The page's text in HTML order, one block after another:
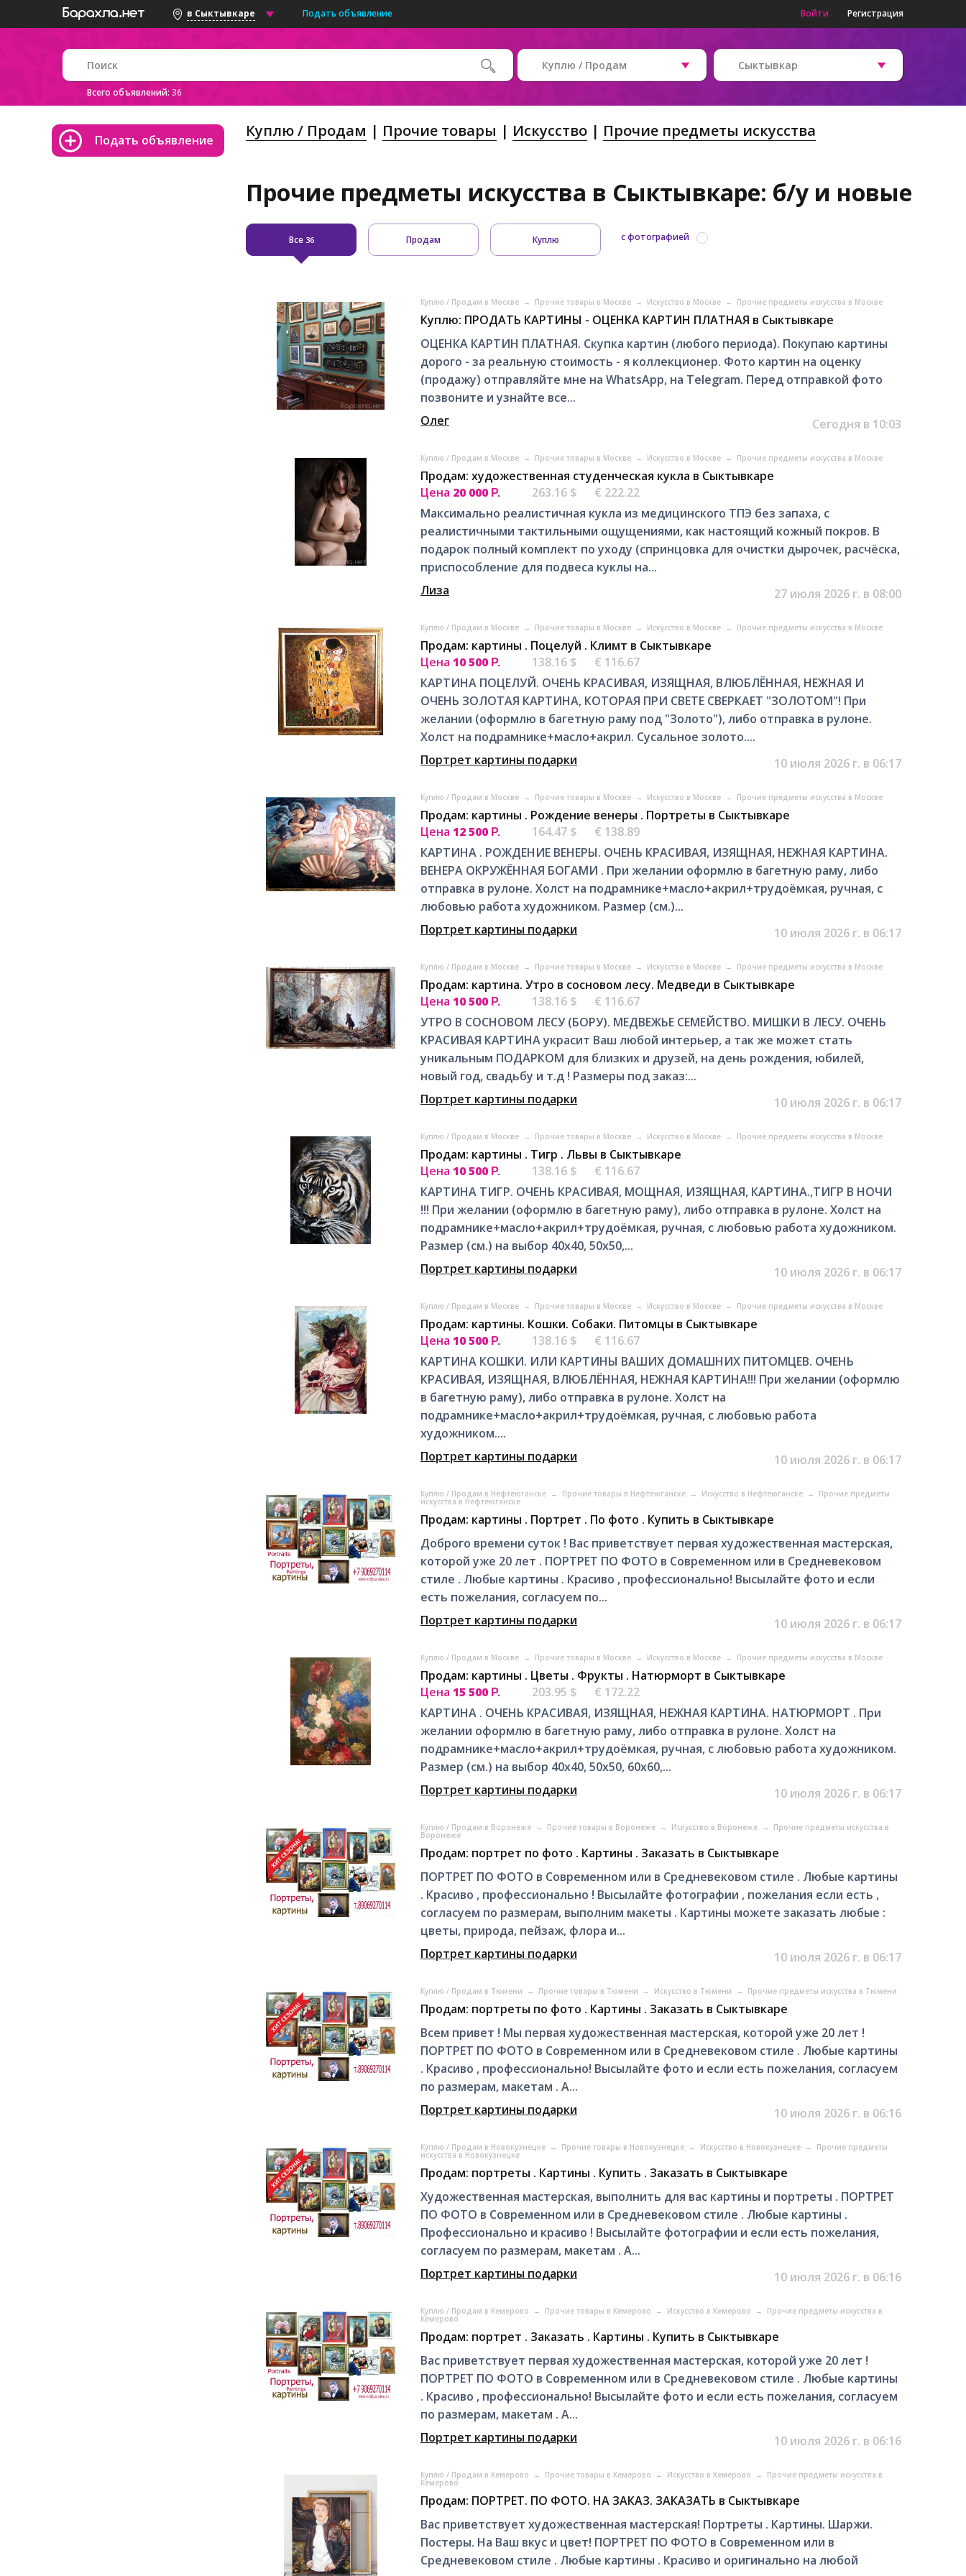
в Сыктывкаре Подать объявление Войти Регистрация
Всего объявлений: 36
Куплю / Продам Сыктывкар
Подать объявление Куплю / Продам Прочие товары Искусство Прочие предметы искусства
Прочие предметы искусства в Сыктывкаре: б/у и новые
Все 36 Продам Куплю с фотографией
Куплю / Продам в Москве → Прочие товары в Москве → Искусство в Москве → Прочие предметы искусства в Москве
Куплю: ПРОДАТЬ КАРТИНЫ - ОЦЕНКА КАРТИН ПЛАТНАЯ в Сыктывкаре
ОЦЕНКА КАРТИН ПЛАТНАЯ. Скупка картин (любого периода). Покупаю картины
дорого - за реальную стоимость - я коллекционер. Фото картин на оценку
(продажу) отправляйте мне на WhatsApp, на Telegram. Перед отправкой фото
позвоните и узнайте все...
Олег
Сегодня в 10:03
Куплю / Продам в Москве → Прочие товары в Москве → Искусство в Москве → Прочие предметы искусства в Москве
Продам: художественная студенческая кукла в Сыктывкаре
Цена 20 000 Р. 263.16 $
€ 222.22
Максимально реалистичная кукла из медицинского ТПЭ без запаха, с
реалистичными тактильными ощущениями, как настоящий кожный покров. В
подарок полный комплект по уходу (спринцовка для очистки дырочек, расчёска,
приспособление для подвеса куклы на...
Лиза
27 июля 2026 г. в 08:00
Куплю / Продам в Москве → Прочие товары в Москве → Искусство в Москве → Прочие предметы искусства в Москве
Продам: картины . Поцелуй . Климт в Сыктывкаре
Цена 10 500 Р. 138.16 $
€ 116.67
КАРТИНА ПОЦЕЛУЙ. ОЧЕНЬ КРАСИВАЯ, ИЗЯЩНАЯ, ВЛЮБЛЁННАЯ, НЕЖНАЯ И
ОЧЕНЬ ЗОЛОТАЯ КАРТИНА, КОТОРАЯ ПРИ СВЕТЕ СВЕРКАЕТ "ЗОЛОТОМ"! При
желании (оформлю в багетную раму под "Золото"), либо отправка в рулоне.
Холст на подрамнике+масло+акрил. Сусальное золото....
Портрет картины подарки
10 июля 2026 г. в 06:17
Куплю / Продам в Москве → Прочие товары в Москве → Искусство в Москве → Прочие предметы искусства в Москве
Продам: картины . Рождение венеры . Портреты в Сыктывкаре
Цена 12 500 Р. 164.47 $
€ 138.89
КАРТИНА . РОЖДЕНИЕ ВЕНЕРЫ. ОЧЕНЬ КРАСИВАЯ, ИЗЯЩНАЯ, НЕЖНАЯ КАРТИНА.
ВЕНЕРА ОКРУЖЁННАЯ БОГАМИ . При желании оформлю в багетную раму, либо
отправка в рулоне. Холст на подрамнике+масло+акрил+трудоёмкая, ручная, с
любовью работа художником. Размер (см.)...
Портрет картины подарки
10 июля 2026 г. в 06:17
Куплю / Продам в Москве → Прочие товары в Москве → Искусство в Москве → Прочие предметы искусства в Москве
Продам: картина. Утро в сосновом лесу. Медведи в Сыктывкаре
Цена 10 500 Р. 138.16 $
€ 116.67
УТРО В СОСНОВОМ ЛЕСУ (БОРУ). МЕДВЕЖЬЕ СЕМЕЙСТВО. МИШКИ В ЛЕСУ. ОЧЕНЬ
КРАСИВАЯ КАРТИНА украсит Ваш любой интерьер, а так же может стать
уникальным ПОДАРКОМ для близких и друзей, на день рождения, юбилей,
новый год, свадьбу и т.д ! Размеры под заказ:...
Портрет картины подарки
10 июля 2026 г. в 06:17
Куплю / Продам в Москве → Прочие товары в Москве → Искусство в Москве → Прочие предметы искусства в Москве
Продам: картины . Тигр . Львы в Сыктывкаре
Цена 10 500 Р. 138.16 $
€ 116.67
КАРТИНА ТИГР. ОЧЕНЬ КРАСИВАЯ, МОЩНАЯ, ИЗЯЩНАЯ, КАРТИНА.,ТИГР В НОЧИ
!!! При желании (оформлю в багетную раму), либо отправка в рулоне. Холст на
подрамнике+масло+акрил+трудоёмкая, ручная, с любовью работа художником.
Размер (см.) на выбор 40х40, 50х50,...
Портрет картины подарки
10 июля 2026 г. в 06:17
Куплю / Продам в Москве → Прочие товары в Москве → Искусство в Москве → Прочие предметы искусства в Москве
Продам: картины. Кошки. Собаки. Питомцы в Сыктывкаре
Цена 10 500 Р. 138.16 $
€ 116.67
КАРТИНА КОШКИ. ИЛИ КАРТИНЫ ВАШИХ ДОМАШНИХ ПИТОМЦЕВ. ОЧЕНЬ
КРАСИВАЯ, ИЗЯЩНАЯ, ВЛЮБЛЁННАЯ, НЕЖНАЯ КАРТИНА!!! При желании (оформлю
в багетную раму), либо отправка в рулоне. Холст на
подрамнике+масло+акрил+трудоёмкая, ручная, с любовью работа
художником....
Портрет картины подарки
10 июля 2026 г. в 06:17
Куплю / Продам в Нефтеюганске → Прочие товары в Нефтеюганске → Искусство в Нефтеюганске → Прочие предметы
искусства в Нефтеюганске
Продам: картины . Портрет . По фото . Купить в Сыктывкаре
Доброго времени суток ! Вас приветствует первая художественная мастерская,
которой уже 20 лет . ПОРТРЕТ ПО ФОТО в Современном или в Средневековом
стиле . Любые картины . Красиво , профессионально! Высылайте фото и если
есть пожелания, согласуем по...
Портрет картины подарки
10 июля 2026 г. в 06:17
Куплю / Продам в Москве → Прочие товары в Москве → Искусство в Москве → Прочие предметы искусства в Москве
Продам: картины . Цветы . Фрукты . Натюрморт в Сыктывкаре
Цена 15 500 Р. 203.95 $
€ 172.22
КАРТИНА . ОЧЕНЬ КРАСИВАЯ, ИЗЯЩНАЯ, НЕЖНАЯ КАРТИНА. НАТЮРМОРТ . При
желании оформлю в багетную раму, либо отправка в рулоне. Холст на
подрамнике+масло+акрил+трудоёмкая, ручная, с любовью работа художником.
Размер (см.) на выбор 40х40, 50х50, 60х60,...
Портрет картины подарки
10 июля 2026 г. в 06:17
Куплю / Продам в Воронеже → Прочие товары в Воронеже → Искусство в Воронеже → Прочие предметы искусства в
Воронеже
Продам: портрет по фото . Картины . Заказать в Сыктывкаре
ПОРТРЕТ ПО ФОТО в Современном или в Средневековом стиле . Любые картины
. Красиво , профессионально ! Высылайте фотографии , пожелания если есть ,
согласуем по размерам, выполним макеты . Картины можете заказать любые :
цветы, природа, пейзаж, флора и...
Портрет картины подарки
10 июля 2026 г. в 06:17
Куплю / Продам в Тюмени → Прочие товары в Тюмени → Искусство в Тюмени → Прочие предметы искусства в Тюмени
Продам: портреты по фото . Картины . Заказать в Сыктывкаре
Всем привет ! Мы первая художественная мастерская, которой уже 20 лет !
ПОРТРЕТ ПО ФОТО в Современном или в Средневековом стиле . Любые картины
. Красиво , профессионально! Высылайте фото и если есть пожелания, согласуем
по размерам, макетам . А...
Портрет картины подарки
10 июля 2026 г. в 06:16
Куплю / Продам в Новокузнецке → Прочие товары в Новокузнецке → Искусство в Новокузнецке → Прочие предметы
искусства в Новокузнецке
Продам: портреты . Картины . Купить . Заказать в Сыктывкаре
Художественная мастерская, выполнить для вас картины и портреты . ПОРТРЕТ
ПО ФОТО в Современном или в Средневековом стиле . Любые картины .
Профессионально и красиво ! Высылайте фотографии и если есть пожелания,
согласуем по размерам, макетам . А...
Портрет картины подарки
10 июля 2026 г. в 06:16
Куплю / Продам в Кемерово → Прочие товары в Кемерово → Искусство в Кемерово → Прочие предметы искусства в
Кемерово
Продам: портрет . Заказать . Картины . Купить в Сыктывкаре
Вас приветствует первая художественная мастерская, которой уже 20 лет !
ПОРТРЕТ ПО ФОТО в Современном или в Средневековом стиле . Любые картины
. Красиво , профессионально! Высылайте фото и если есть пожелания, согласуем
по размерам, макетам . А...
Портрет картины подарки
10 июля 2026 г. в 06:16
Куплю / Продам в Кемерово → Прочие товары в Кемерово → Искусство в Кемерово → Прочие предметы искусства в
Кемерово
Продам: ПОРТРЕТ. ПО ФОТО. НА ЗАКАЗ. ЗАКАЗАТЬ в Сыктывкаре
Вас приветствует художественная мастерская! Портреты . Картины. Шаржи.
Постеры. На Ваш вкус и цвет! ПОРТРЕТ ПО ФОТО в Современном или в
Средневековом стиле . Любые картины . Красиво и оригинально на любой